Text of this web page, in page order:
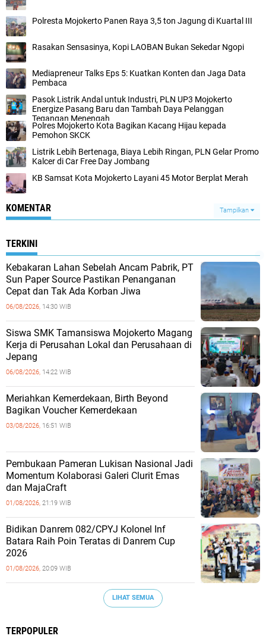
Polresta Mojokerto Panen Raya 3,5 ton Jagung di Kuartal III
Rasakan Sensasinya, Kopi LAOBAN Bukan Sekedar Ngopi
Mediapreneur Talks Eps 5: Kuatkan Konten dan Jaga Data
Pembaca
Pasok Listrik Andal untuk Industri, PLN UP3 Mojokerto
Energize Pasang Baru dan Tambah Daya Pelanggan
Tegangan Menengah
Polres Mojokerto Kota Bagikan Kacang Hijau kepada
Pemohon SKCK
Listrik Lebih Bertenaga, Biaya Lebih Ringan, PLN Gelar Promo
Kalcer di Car Free Day Jombang
KB Samsat Kota Mojokerto Layani 45 Motor Berplat Merah
KOMENTAR Tampilkan
TERKINI
Kebakaran Lahan Sebelah Ancam Pabrik, PT
Sun Paper Source Pastikan Penanganan
Cepat dan Tak Ada Korban Jiwa
06/08/2026, 14:30 WIB
Siswa SMK Tamansiswa Mojokerto Magang
Kerja di Perusahan Lokal dan Perusahaan di
Jepang
06/08/2026, 14:22 WIB
Meriahkan Kemerdekaan, Birth Beyond
Bagikan Voucher Kemerdekaan
03/08/2026, 16:51 WIB
Pembukaan Pameran Lukisan Nasional Jadi
Momentum Kolaborasi Galeri Clurit Emas
dan MajaCraft
01/08/2026, 21:19 WIB
Bidikan Danrem 082/CPYJ Kolonel Inf
Batara Raih Poin Teratas di Danrem Cup
2026
01/08/2026, 20:09 WIB
LIHAT SEMUA
TERPOPULER